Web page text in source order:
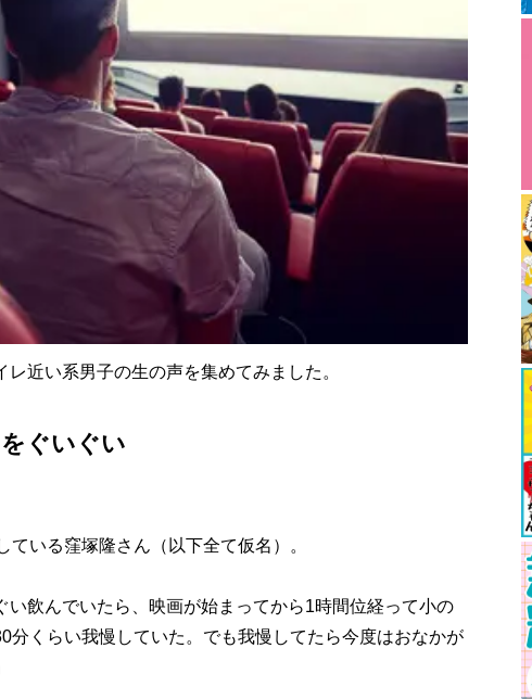
近い系男子の生の声を集めてみました。
ぐいぐい
いる窪塚隆さん（以下全て仮名）。
い飲んでいたら、映画が始まってから1時間位経って小の
分くらい我慢していた。でも我慢してたら今度はおなかが